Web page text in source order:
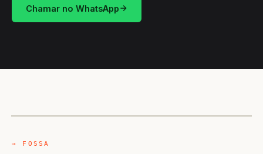
Chamar no WhatsApp
→ FOSSA